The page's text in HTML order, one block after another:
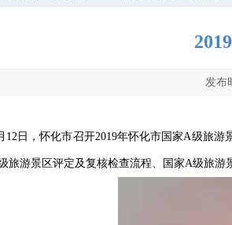
发布
12日，怀化市召开2019年怀化市国家A级旅
旅游景区评定及复核检查流程、国家A级旅游